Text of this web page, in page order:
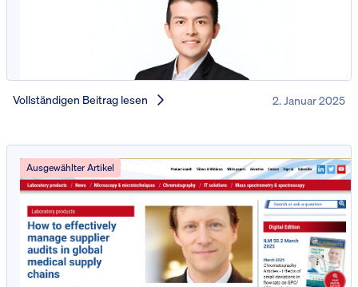
Vollständigen Beitrag lesen 2. Januar 2025
Ausgewählter Artikel